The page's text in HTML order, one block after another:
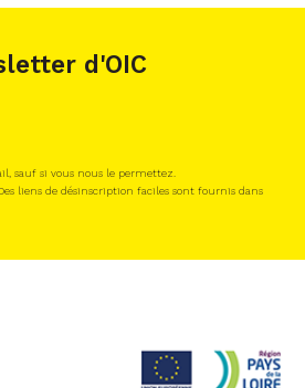
d'OIC
sauf si vous nous le permettez.
liens de désinscription faciles sont fournis dans